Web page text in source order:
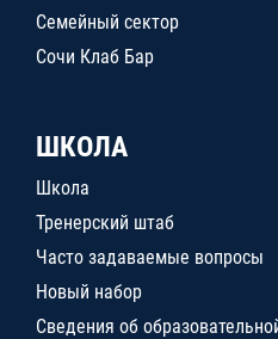
Семейный сектор
Сочи Клаб Бар
ШКОЛА
Школа
Тренерский штаб
Часто задаваемые вопросы
Новый набор
Сведения об